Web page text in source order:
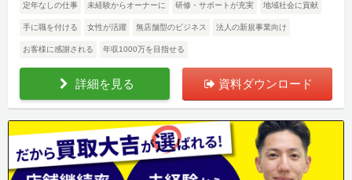
定年なしの仕事 未経験からオーナーに 研修・サポートが充実 地域社会に貢献
手に職を付ける 女性が活躍 無店舗型のビジネス 法人の新規事業向け
お客様に感謝される 年収1000万を目指せる
詳細を見る 資料ダウンロード